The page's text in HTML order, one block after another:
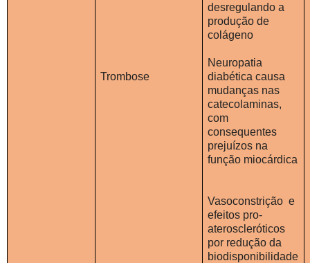
Trombose
desregulando a
produção de
colágeno
Neuropatia
diabética causa
mudanças nas
catecolaminas,
com
consequentes
prejuízos na
função miocárdica
Vasoconstrição e
efeitos pro-
ateroscleróticos
por redução da
biodisponibilidade